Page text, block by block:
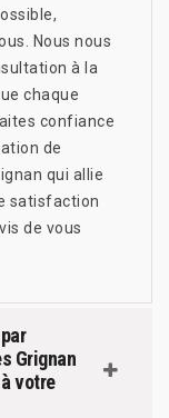
Nous nous
à la
chaque
confiance
de
qui allie
satisfaction
de vous
Grignan
votre